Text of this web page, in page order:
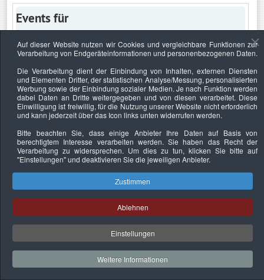
Events für
Keine Termine
Datenschutzerklärung Urheberrechtsnachweise Nachhaltigkeit
Copyright © 2026. Bundesverband Deutscher
Sachverständiger und Fachgutachter e.V..
Auf dieser Website nutzen wir Cookies und vergleichbare Funktionen zur
Verarbeitung von Endgeräteinformationen und personenbezogenen Daten.
Die Verarbeitung dient der Einbindung von Inhalten, externen Diensten
und Elementen Dritter, der statistischen Analyse/Messung, personalisierten
Werbung sowie der Einbindung sozialer Medien. Je nach Funktion werden
dabei Daten an Dritte weitergegeben und von diesen verarbeitet. Diese
Einwilligung ist freiwillig, für die Nutzung unserer Website nicht erforderlich
und kann jederzeit über das Icon links unten widerrufen werden.
Bitte beachten Sie, dass einige Anbieter Ihre Daten auf Basis von
berechtigtem Interesse verarbeiten werden. Sie haben das Recht der
Verarbeitung zu widersprechen. Um dies zu tun, klicken Sie bitte auf
"Einstellungen"und deaktivieren Sie die jeweiligen Anbieter.
Zustimmen
Ablehnen
Einstellungen
Weitere Informationen